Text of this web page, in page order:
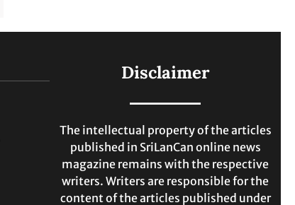
Disclaimer
The intellectual property of the articles
published in SriLanCan online news
magazine remains with the respective
writers. Writers are responsible for the
content of the articles published under